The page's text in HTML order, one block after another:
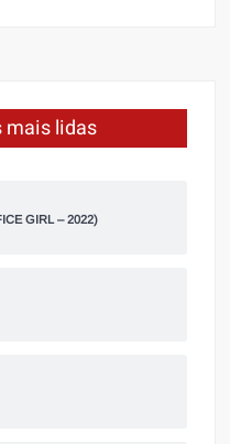
mais lidas
GIRL – 2022)